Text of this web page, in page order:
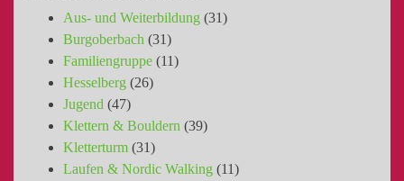
Aus- und Weiterbildung (31)
Burgoberbach (31)
Familiengruppe (11)
Hesselberg (26)
Jugend (47)
Klettern & Bouldern (39)
Kletterturm (31)
Laufen & Nordic Walking (11)